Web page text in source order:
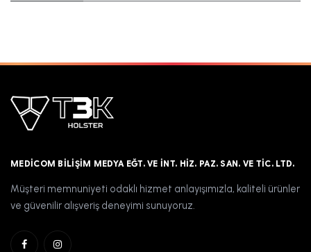
MEDICOM BILIŞIM MEDYA EĞT. VE İNT. HIZ. PAZ. SAN. VE TIC. LTD.
Müşteri memnuniyeti odaklı hizmet anlayışımızla, kaliteli ürünler
ve güvenilir alışveriş deneyimi sunuyoruz.